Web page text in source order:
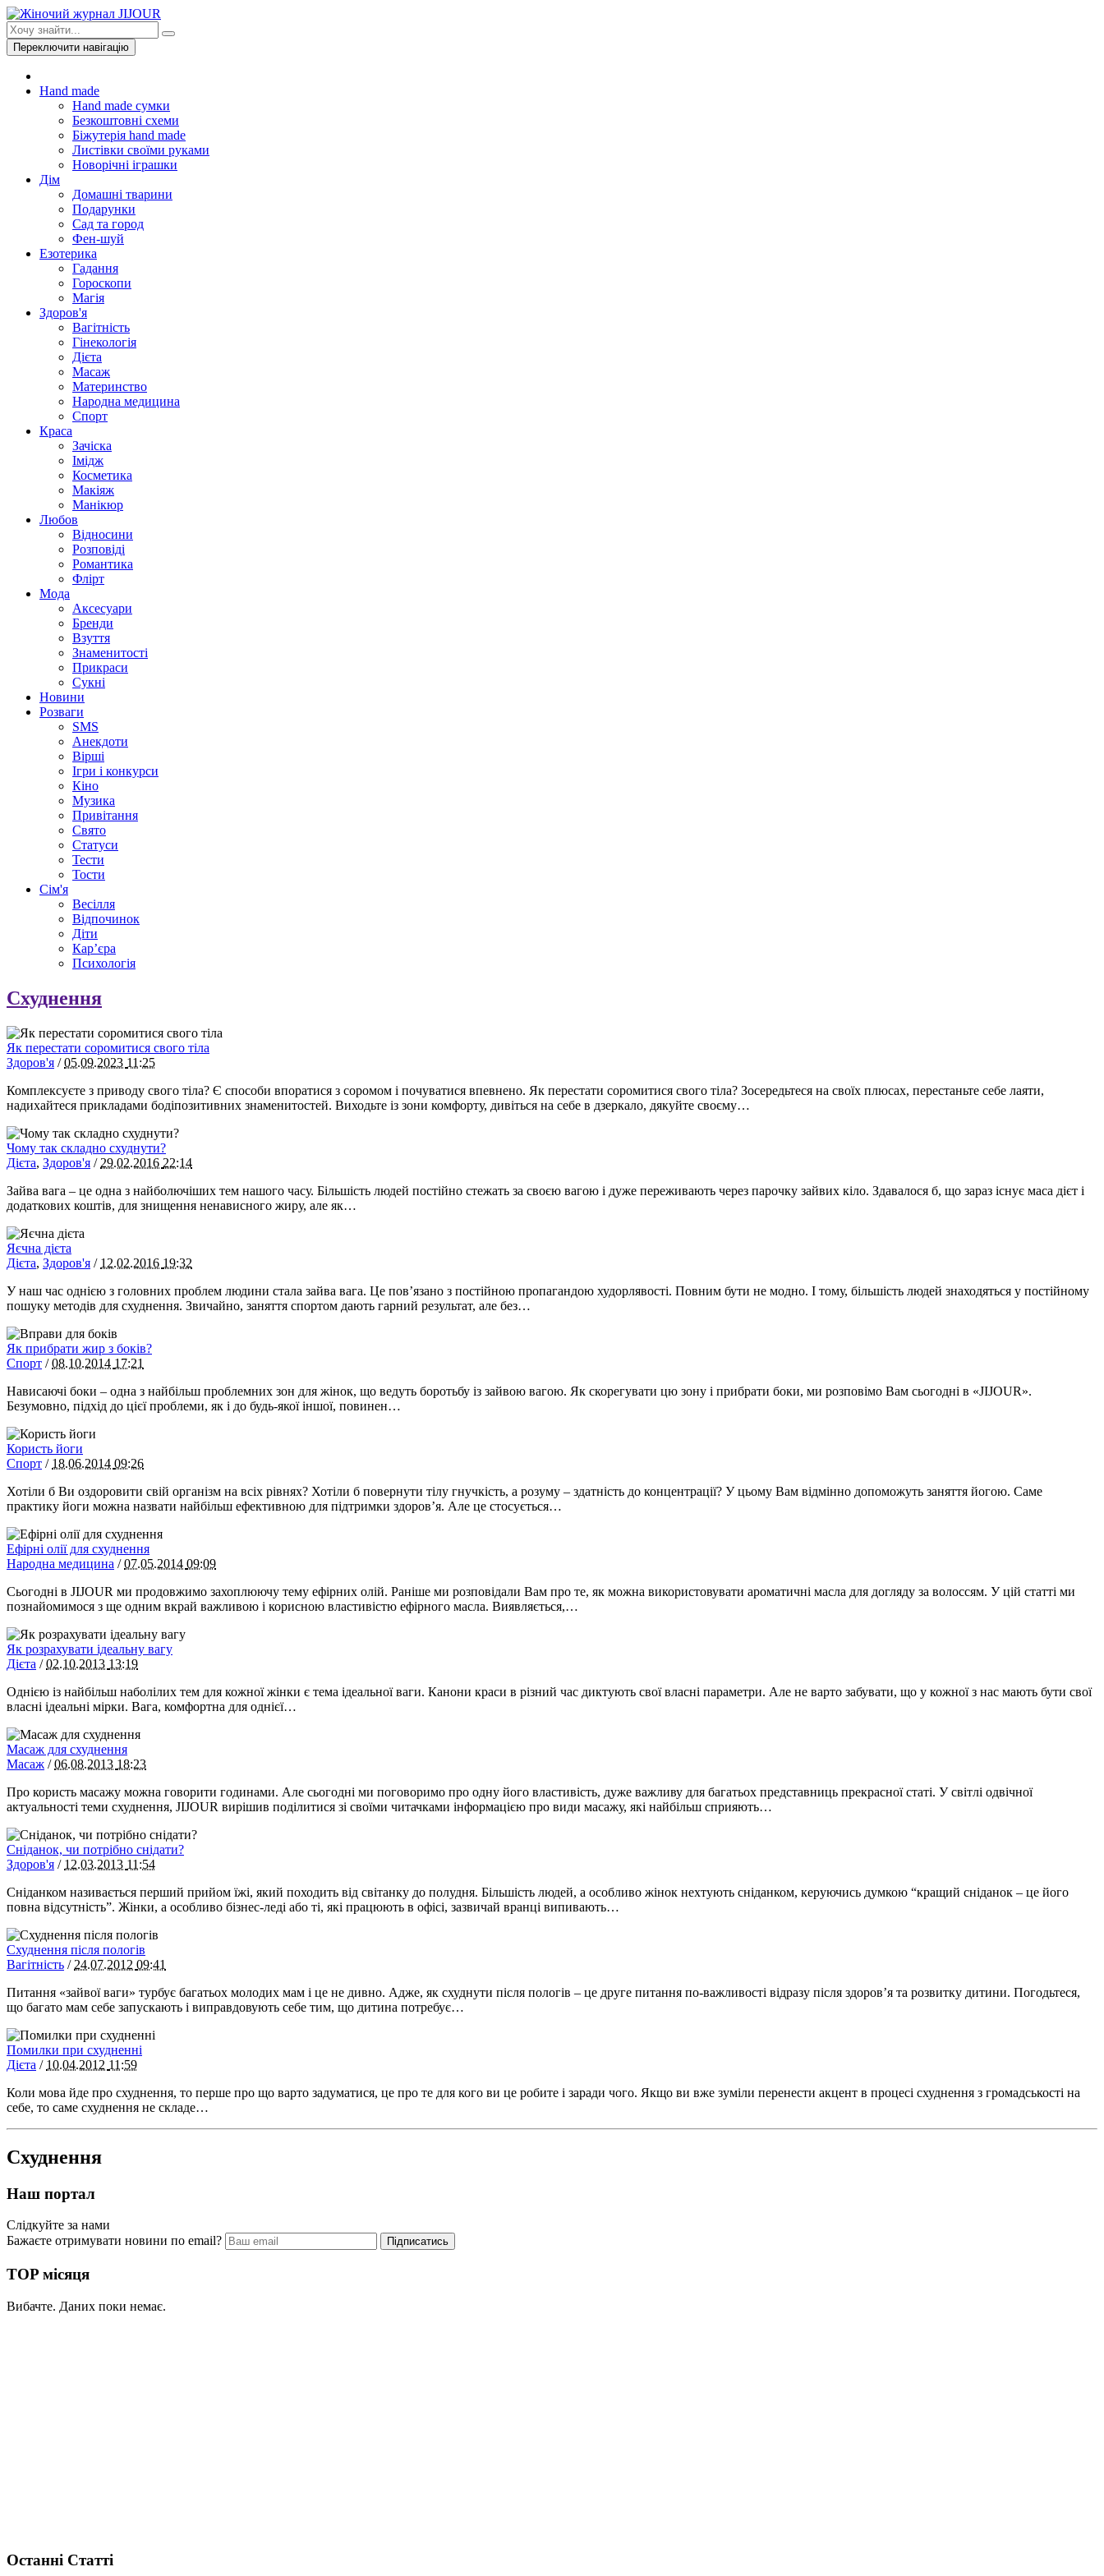
Переключити навігацію
Hand made
Hand made сумки
Безкоштовні схеми
Біжутерія hand made
Листівки своїми руками
Новорічні іграшки
Дім
Домашні тварини
Подарунки
Сад та город
Фен-шуй
Езотерика
Гадання
Гороскопи
Магія
Здоров'я
Вагітність
Гінекологія
Дієта
Масаж
Материнство
Народна медицина
Спорт
Краса
Зачіска
Імідж
Косметика
Макіяж
Манікюр
Любов
Відносини
Розповіді
Романтика
Флірт
Мода
Аксесуари
Бренди
Взуття
Знаменитості
Прикраси
Сукні
Новини
Розваги
SMS
Анекдоти
Вірші
Ігри і конкурси
Кіно
Музика
Привітання
Свято
Статуси
Тести
Тости
Сім'я
Весілля
Відпочинок
Діти
Кар’єра
Психологія
Схуднення
Як перестати соромитися свого тіла
Здоров'я /05.09.2023 11:25
Комплексуєте з приводу свого тіла? Є способи впоратися з соромом і почуватися впевнено. Як перестати соромитися свого тіла? Зосередьтеся на своїх плюсах, перестаньте себе лаяти,
надихайтеся прикладами бодіпозитивних знаменитостей. Виходьте із зони комфорту, дивіться на себе в дзеркало, дякуйте своєму…
Чому так складно схуднути?
Дієта, Здоров'я / 29.02.2016 22:14
Зайва вага – це одна з найболючіших тем нашого часу. Більшість людей постійно стежать за своєю вагою і дуже переживають через парочку зайвих кіло. Здавалося б, що зараз існує маса дієт і
додаткових коштів, для знищення ненависного жиру, але як…
Яєчна дієта
Дієта, Здоров'я / 12.02.2016 19:32
У наш час однією з головних проблем людини стала зайва вага. Це пов’язано з постійною пропагандою худорлявості. Повним бути не модно. І тому, більшість людей знаходяться у постійному
пошуку методів для схуднення. Звичайно, заняття спортом дають гарний результат, але без…
Як прибрати жир з боків?
Спорт /08.10.2014 17:21
Нависаючі боки – одна з найбільш проблемних зон для жінок, що ведуть боротьбу із зайвою вагою. Як скорегувати цю зону і прибрати боки, ми розповімо Вам сьогодні в «JIJOUR».
Безумовно, підхід до цієї проблеми, як і до будь-якої іншої, повинен…
Користь йоги
Спорт / 18.06.2014 09:26
Хотіли б Ви оздоровити свій організм на всіх рівнях? Хотіли б повернути тілу гнучкість, а розуму – здатність до концентрації? У цьому Вам відмінно допоможуть заняття йогою. Саме
практику йоги можна назвати найбільш ефективною для підтримки здоров’я. Але це стосується…
Ефірні олії для схуднення
Народна медицина /07.05.2014 09:09
Сьогодні в JIJOUR ми продовжимо захоплюючу тему ефірних олій. Раніше ми розповідали Вам про те, як можна використовувати ароматичні масла для догляду за волоссям. У цій статті ми
познайомимося з ще одним вкрай важливою і корисною властивістю ефірного масла. Виявляється,…
Як розрахувати ідеальну вагу
Дієта /02.10.2013 13:19
Однією із найбільш наболілих тем для кожної жінки є тема ідеальної ваги. Канони краси в різний час диктують свої власні параметри. Але не варто забувати, що у кожної з нас мають бути свої
власні ідеальні мірки. Вага, комфортна для однієї…
Масаж для схуднення
Масаж /06.08.2013 18:23
Про користь масажу можна говорити годинами. Але сьогодні ми поговоримо про одну його властивість, дуже важливу для багатьох представниць прекрасної статі. У світлі одвічної
актуальності теми схуднення, JIJOUR вирішив поділитися зі своїми читачками інформацією про види масажу, які найбільш сприяють…
Сніданок, чи потрібно снідати?
Здоров'я / 12.03.2013 11:54
Сніданком називається перший прийом їжі, який походить від світанку до полудня. Більшість людей, а особливо жінок нехтують сніданком, керуючись думкою “кращий сніданок – це його
повна відсутність”. Жінки, а особливо бізнес-леді або ті, які працюють в офісі, зазвичай вранці випивають…
Схуднення після пологів
Вагітність / 24.07.2012 09:41
Питання «зайвої ваги» турбує багатьох молодих мам і це не дивно. Адже, як схуднути після пологів – це друге питання по-важливості відразу після здоров’я та розвитку дитини. Погодьтеся,
що багато мам себе запускають і виправдовують себе тим, що дитина потребує…
Помилки при схудненні
Дієта / 10.04.2012 11:59
Коли мова йде про схуднення, то перше про що варто задуматися, це про те для кого ви це робите і заради чого. Якщо ви вже зуміли перенести акцент в процесі схуднення з громадськості на
себе, то саме схуднення не складе…
Схуднення
Наш портал
Слідкуйте за нами
Бажаєте отримувати новини по email?
TOP місяця
Вибачте. Даних поки немає.
Останні Статті